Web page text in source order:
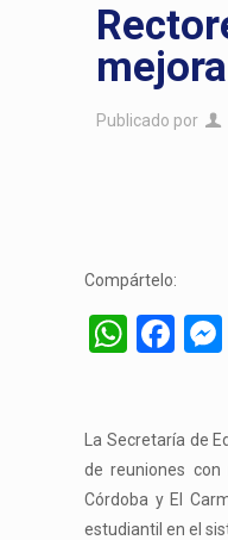
Publicado por
Compártelo:
La Secretaría de
de reuniones con
Córdoba y El
estudiantil en el